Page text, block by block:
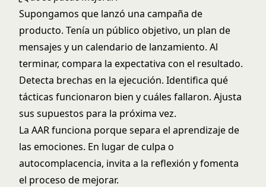
Supongamos que lanzó una campaña de
producto. Tenía un público objetivo, un plan de
mensajes y un calendario de lanzamiento. Al
terminar, compara la expectativa con el resultado.
Detecta brechas en la ejecución. Identifica qué
tácticas funcionaron bien y cuáles fallaron. Ajusta
sus supuestos para la próxima vez.
La AAR funciona porque separa el aprendizaje de
las emociones. En lugar de culpa o
autocomplacencia, invita a la reflexión y fomenta
el proceso de mejorar.